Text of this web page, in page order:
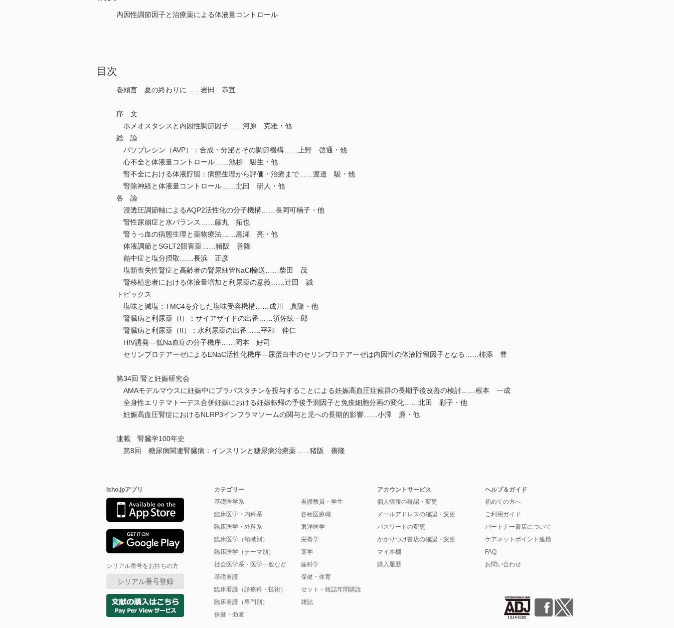
内因性調節因子と治療薬による体液量コントロール
目次
巻頭言 夏の終わりに……岩田 恭宜
序 文
ホメオスタシスと内因性調節因子……河原 克雅・他
総 論
バソプレシン（AVP）：合成・分泌とその調節機構……上野 啓通・他
心不全と体液量コントロール……池杉 駿生・他
腎不全における体液貯留：病態生理から評価・治療まで……渡邉 駿・他
腎除神経と体液量コントロール……北田 研人・他
各 論
浸透圧調節軸によるAQP2活性化の分子機構……長岡可楠子・他
腎性尿崩症と水バランス……藤丸 拓也
腎うっ血の病態生理と薬物療法……黒瀬 亮・他
体液調節とSGLT2阻害薬……猪阪 善隆
熱中症と塩分摂取……長浜 正彦
塩類喪失性腎症と高齢者の腎尿細管NaCl輸送……柴田 茂
腎移植患者における体液量増加と利尿薬の意義……辻田 誠
トピックス
塩味と減塩：TMC4を介した塩味受容機構……成川 真隆・他
腎臓病と利尿薬（I）：サイアザイドの出番……須佐紘一郎
腎臓病と利尿薬（II）：水利尿薬の出番……平和 伸仁
HIV誘発―低Na血症の分子機序……岡本 好司
セリンプロテアーゼによるENaC活性化機序―尿蛋白中のセリンプロテアーゼは内因性の体液貯留因子となる……柿添 豊
第34回 腎と妊娠研究会
AMAモデルマウスに妊娠中にプラバスタチンを投与することによる妊娠高血圧症候群の長期予後改善の検討……根本 一成
全身性エリテマトーデス合併妊娠における妊娠転帰の予後予測因子と免疫細胞分画の変化……北田 彩子・他
妊娠高血圧腎症におけるNLRP3インフラマソームの関与と児への長期的影響……小澤 廉・他
連載 腎臓学100年史
第8回 糖尿病関連腎臓病：インスリンと糖尿病治療薬……猪阪 善隆
isho.jpアプリ
シリアル番号をお持ちの方
シリアル番号登録
カテゴリー
基礎医学系
臨床医学・内科系
臨床医学・外科系
臨床医学（領域別）
臨床医学（テーマ別）
社会医学系・医学一般など
基礎看護
臨床看護（診療科・技術）
臨床看護（専門別）
保健・助産
看護教員・学生
各種医療職
東洋医学
栄養学
薬学
歯科学
保健・体育
セット・雑誌年間購読
雑誌
アカウントサービス
個人情報の確認・変更
メールアドレスの確認・変更
パスワードの変更
かかりつけ書店の確認・変更
マイ本棚
購入履歴
ヘルプ＆ガイド
初めての方へ
ご利用ガイド
パートナー書店について
ケアネットポイント連携
FAQ
お問い合わせ